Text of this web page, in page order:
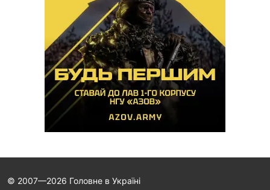
© 2007—2026 Головне в Україні